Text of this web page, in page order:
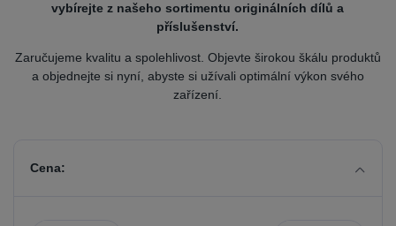
vybírejte z našeho sortimentu originálních dílů a
příslušenství.
Zaručujeme kvalitu a spolehlivost. Objevte širokou škálu produktů
a objednejte si nyní, abyste si užívali optimální výkon svého
zařízení.
Cena: